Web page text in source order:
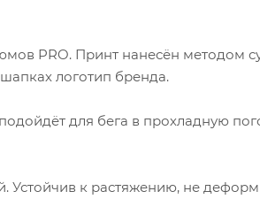
PRO. Принт нанесён методом
логотип бренда.
для бега в прохладную
Устойчив к растяжению, не